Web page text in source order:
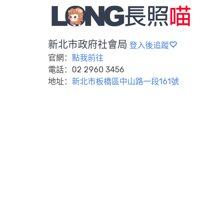
新北市政府社會局 登入後追蹤
官網： 點我前往
電話：02 2960 3456
地址： 新北市板橋區中山路一段161號